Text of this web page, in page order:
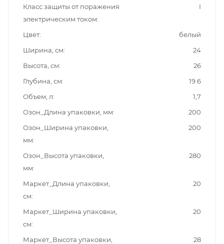
Класс защиты от поражения
электрическим током
I
Цвет
белый
Ширина, см
24
Высота, см
26
Глубина, см
19.6
Объем, л
1,7
Озон_Длина упаковки, мм
200
Озон_Ширина упаковки,
мм
200
Озон_Высота упаковки,
мм
280
Маркет_Длина упаковки,
см
20
Маркет_Ширина упаковки,
см
20
Маркет_Высота упаковки,
28